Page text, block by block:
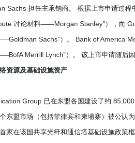
Sachs 担任主承销商。 根据上市申请过
讨论材料——Morgan Stanley”），而
Sachs”）。 Bank of America
Merrill Lynch”）。 该上市申请随后
资源及基础设施资产
Group 已在东盟各国建设了约
东盟市场（包括菲律宾和柬埔寨）被公认
家在该国共享光纤和通信塔基础设施政策